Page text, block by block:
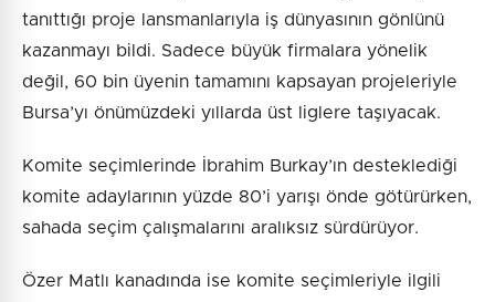
tanıttığı proje lansmanlarıyla iş dünyasının gönlünü
kazanmayı bildi. Sadece büyük firmalara yönelik
değil, 60 bin üyenin tamamını kapsayan projeleriyle
Bursa’yı önümüzdeki yıllarda üst liglere taşıyacak.
Komite seçimlerinde İbrahim Burkay’ın desteklediği
komite adaylarının yüzde 80’i yarışı önde götürürken,
sahada seçim çalışmalarını aralıksız sürdürüyor.
Özer Matlı kanadında ise komite seçimleriyle ilgili